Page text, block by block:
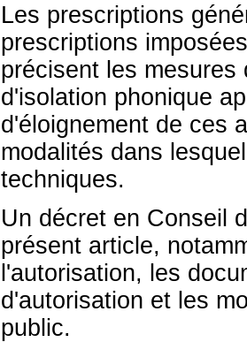
Les prescriptions
prescriptions
précisent les mesures
d'isolation phonique
d'éloignement de ces
modalités dans
techniques.
Un décret en Conseil
présent article,
l'autorisation, les
d'autorisation et les
public.